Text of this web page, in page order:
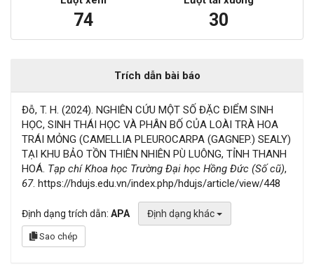
74 30
Trích dẫn bài báo
Đỗ, T. H. (2024). NGHIÊN CỨU MỘT SỐ ĐẶC ĐIỂM SINH
HỌC, SINH THÁI HỌC VÀ PHÂN BỐ CỦA LOÀI TRÀ HOA
TRÁI MỎNG (CAMELLIA PLEUROCARPA (GAGNEP.) SEALY)
TẠI KHU BẢO TỒN THIÊN NHIÊN PÙ LUÔNG, TỈNH THANH
HOÁ. Tạp chí Khoa học Trường Đại học Hồng Đức (Số cũ),
67. https://hdujs.edu.vn/index.php/hdujs/article/view/448
Định dạng trích dẫn: APA Định dạng khác
Sao chép